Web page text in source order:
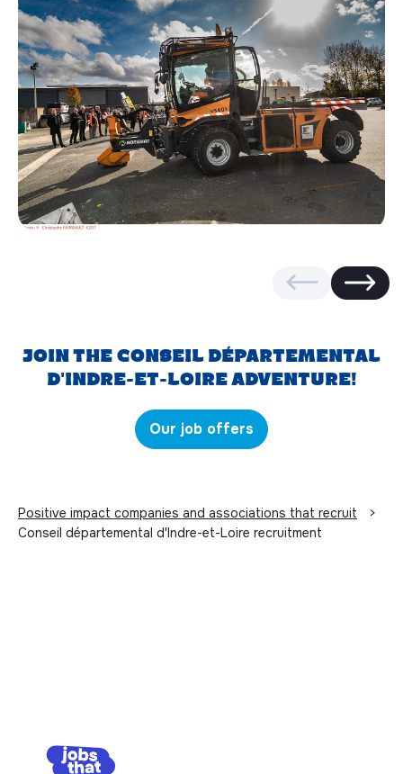
Join the Conseil départemental
d'Indre-et-Loire adventure!
Our job offers
Positive impact companies and associations that recruit
>
Conseil départemental d'Indre-et-Loire recruitment